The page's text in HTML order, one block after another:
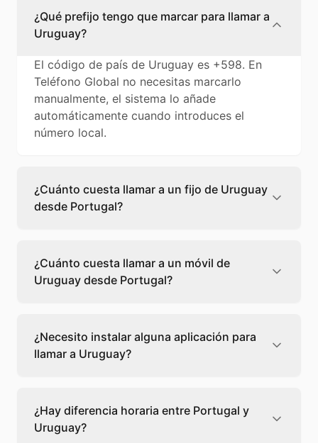
¿Qué prefijo tengo que marcar para llamar a
Uruguay?
El código de país de Uruguay es +598. En
Teléfono Global no necesitas marcarlo
manualmente, el sistema lo añade
automáticamente cuando introduces el
número local.
¿Cuánto cuesta llamar a un fijo de Uruguay
desde Portugal?
cuesta 0,15 €/min con Teléfono Global. Verás
el precio exacto antes de marcar para que
sepas qué vas a gastar.
¿Cuánto cuesta llamar a un móvil de
Uruguay desde Portugal?
cuesta 0,59 €/min con Teléfono Global. Pagas
solo los minutos que hablas, sin cuotas ni
permanencia.
¿Necesito instalar alguna aplicación para
llamar a Uruguay?
desde tu navegador web. Solo necesitas una
conexión a internet y podrás llamar
directamente a Uruguay.
¿Hay diferencia horaria entre Portugal y
Uruguay?